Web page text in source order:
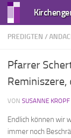
Zum Inhalt
PREDIGTEN /
Pfarrer
Reminiszere,
VON SUSANNE KROPF
Endlich können wir
immer noch